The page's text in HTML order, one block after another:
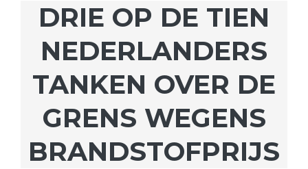
DRIE OP DE TIEN
NEDERLANDERS
TANKEN OVER DE
GRENS WEGENS
BRANDSTOFPRIJS